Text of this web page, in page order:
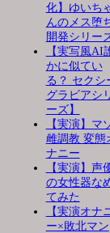
化】ゆいち
んのメス堕
開発シリー
【実写風AI
かに似てい
る？ セクシ
グラビアシ
ーズ】
【実演】マ
雌調教 変態
ナニー
【実演】声
の女性器な
てみた
【実演オナ
ー×敗北マン